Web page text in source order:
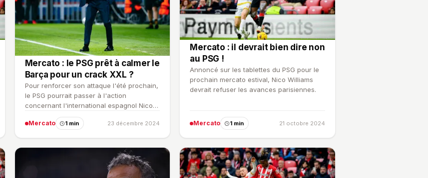
Mercato : le PSG prêt à calmer le
Barça pour un crack XXL ?
Pour renforcer son attaque l'été prochain,
le PSG pourrait passer à l'action
concernant l'international espagnol Nico
Mercato 1 min 23 décembre 2024
Mercato : il devrait bien dire non
au PSG !
Annoncé sur les tablettes du PSG pour le
prochain mercato estival, Nico Williams
devrait refuser les avances parisiennes.
Mercato 1 min 21 octobre 2024